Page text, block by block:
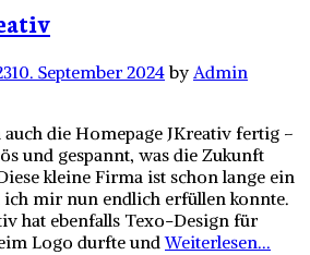
10. September 2024by Admin
die Homepage JKreativ fertig –
und gespannt, was die Zukunft
kleine Firma ist schon lange ein
mir nun endlich erfüllen konnte.
hat ebenfalls Texo-Design für
Logo durfte undWeiterlesen...